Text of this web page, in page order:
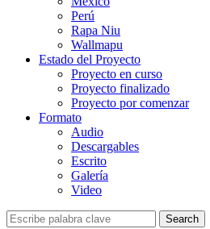
Perú
Rapa Niu
Wallmapu
Estado del Proyecto
Proyecto en curso
Proyecto finalizado
Proyecto por comenzar
Formato
Audio
Descargables
Escrito
Galería
Video
Search